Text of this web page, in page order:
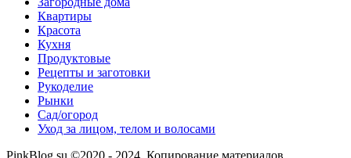
Квартиры
Красота
Кухня
Продуктовые
Рецепты и заготовки
Рукоделие
Рынки
Сад/огород
Уход за лицом, телом и волосами
PinkBlog.su ©2020 - 2024. Копирование материалов